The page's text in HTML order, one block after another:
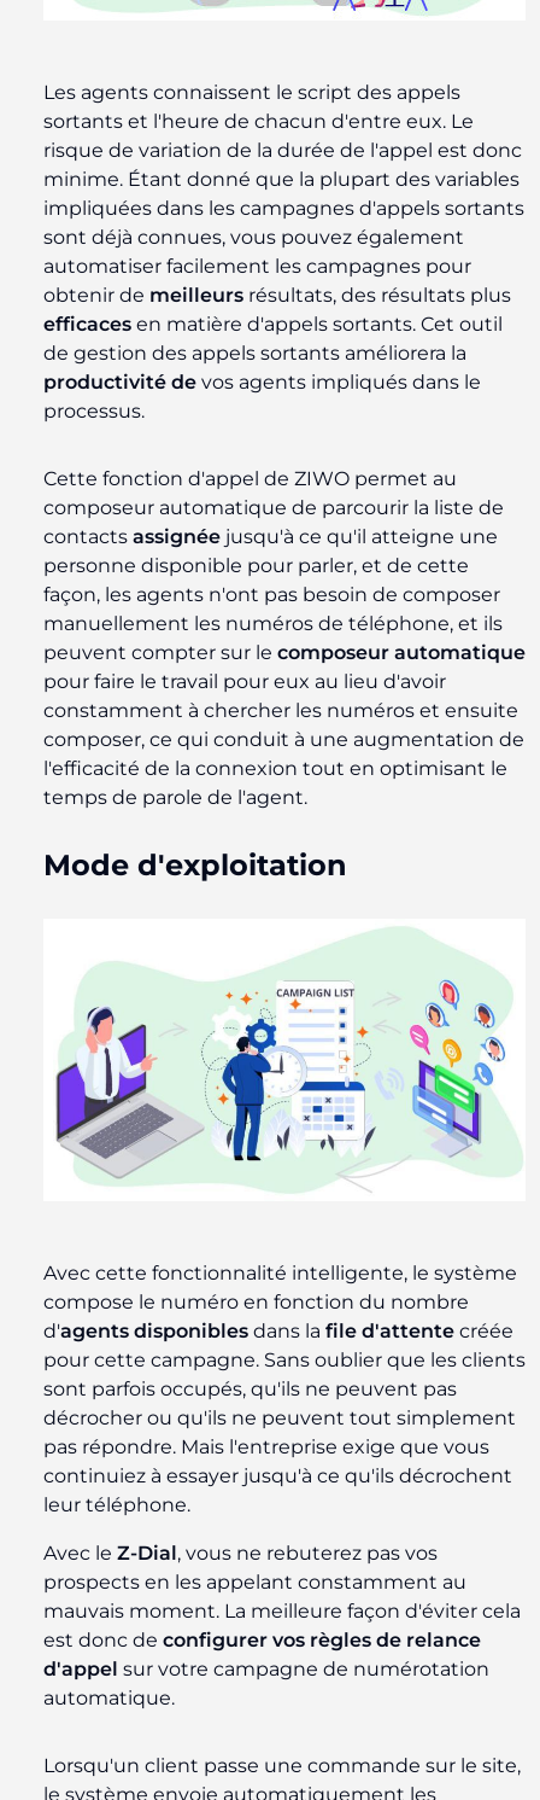
Les agents connaissent le script des appels
sortants et l'heure de chacun d'entre eux. Le
risque de variation de la durée de l'appel est donc
minime. Étant donné que la plupart des variables
impliquées dans les campagnes d'appels sortants
sont déjà connues, vous pouvez également
automatiser facilement les campagnes pour
obtenir de meilleurs résultats, des résultats plus
efficaces en matière d'appels sortants. Cet outil
de gestion des appels sortants améliorera la
productivité de vos agents impliqués dans le
processus.
Cette fonction d'appel de ZIWO permet au
composeur automatique de parcourir la liste de
contacts assignée jusqu'à ce qu'il atteigne une
personne disponible pour parler, et de cette
façon, les agents n'ont pas besoin de composer
manuellement les numéros de téléphone, et ils
peuvent compter sur le composeur automatique
pour faire le travail pour eux au lieu d'avoir
constamment à chercher les numéros et ensuite
composer, ce qui conduit à une augmentation de
l'efficacité de la connexion tout en optimisant le
temps de parole de l'agent.
Mode d'exploitation
Avec cette fonctionnalité intelligente, le système
compose le numéro en fonction du nombre
d'agents disponibles dans la file d'attente créée
pour cette campagne. Sans oublier que les clients
sont parfois occupés, qu'ils ne peuvent pas
décrocher ou qu'ils ne peuvent tout simplement
pas répondre. Mais l'entreprise exige que vous
continuiez à essayer jusqu'à ce qu'ils décrochent
leur téléphone.
Avec le Z-Dial, vous ne rebuterez pas vos
prospects en les appelant constamment au
mauvais moment. La meilleure façon d'éviter cela
est donc de configurer vos règles de relance
d'appel sur votre campagne de numérotation
automatique.
Lorsqu'un client passe une commande sur le site,
le système envoie automatiquement les